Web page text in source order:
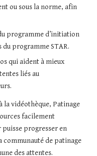
ou sous la norme, afin
programme d’initiation
du programme STAR.
qui aident à mieux
liés au
la vidéothèque, Patinage
facilement
puisse progresser en
communauté de patinage
des attentes.